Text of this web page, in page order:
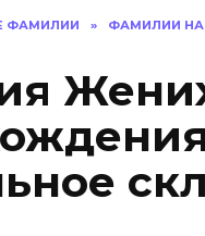
ФАМИЛИИ » ФАМИЛИИ НА